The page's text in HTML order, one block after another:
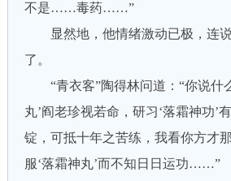
不是……毒药……”
显然地，他情绪激动已极，连说
了。
“青衣客”陶得林问道：“你说什
丸’阎老珍视若命，研习‘落霜神功’
锭，可抵十年之苦练，我看你方才
服‘落霜神丸’而不知日日运功……”